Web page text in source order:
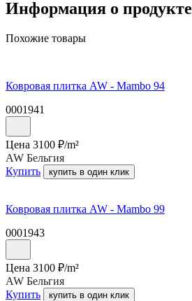
Информация о продукте
Похожие товары
Ковровая плитка AW - Mambo 94
0001941
Цена 3100 ₽/m²
AW Бельгия
Купить
купить в один клик
Ковровая плитка AW - Mambo 99
0001943
Цена 3100 ₽/m²
AW Бельгия
Купить
купить в один клик